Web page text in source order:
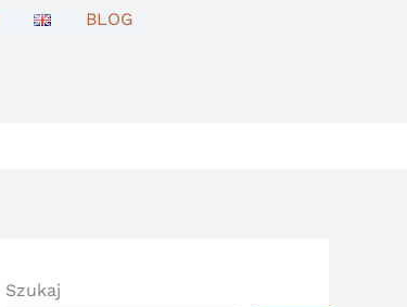
BLOG
Szukaj